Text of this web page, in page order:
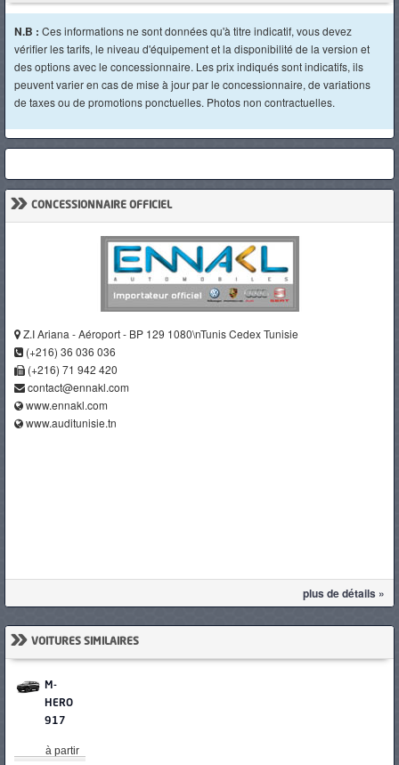
N.B : Ces informations ne sont données qu'à titre indicatif, vous devez
vérifier les tarifs, le niveau d'équipement et la disponibilité de la version et
des options avec le concessionnaire. Les prix indiqués sont indicatifs, ils
peuvent varier en cas de mise à jour par le concessionnaire, de variations
de taxes ou de promotions ponctuelles. Photos non contractuelles.
» CONCESSIONNAIRE OFFICIEL
Z.I Ariana - Aéroport - BP 129 1080\nTunis Cedex Tunisie
(+216) 36 036 036
(+216) 71 942 420
contact@ennakl.com
www.ennakl.com
www.auditunisie.tn
plus de détails »
» VOITURES SIMILAIRES
M-
HERO
917
à partir